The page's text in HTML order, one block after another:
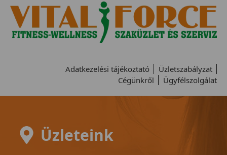
Adatkezelési tájékoztató
Üzletszabályzat
Cégünkről
Ügyfélszolgálat
Üzleteink